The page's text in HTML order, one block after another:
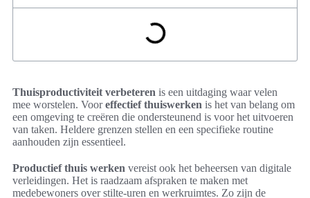
Thuisproductiviteit verbeteren is een uitdaging waar velen
mee worstelen. Vooreffectief thuiswerken is het van belang om
een omgeving te creëren die ondersteunend is voor het uitvoeren
van taken. Heldere grenzen stellen en een specifieke routine
aanhouden zijn essentieel.
Productief thuis werken vereist ook het beheersen van digitale
verleidingen. Het is raadzaam afspraken te maken met
medebewoners over stilte-uren en werkruimtes. Zo zijn de